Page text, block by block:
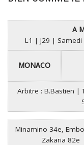
A
L1 | J29 |
MONACO
Arbitre : B.Bastien |
Minamino 34e,
Zakaria 82e